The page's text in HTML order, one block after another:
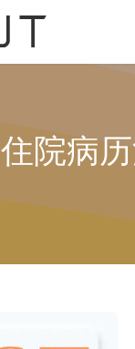
住院病